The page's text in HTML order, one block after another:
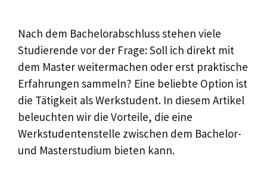
Nach dem Bachelorabschluss stehen viele
Studierende vor der Frage: Soll ich direkt mit
dem Master weitermachen oder erst praktische
Erfahrungen sammeln? Eine beliebte Option ist
die Tätigkeit als Werkstudent. In diesem Artikel
beleuchten wir die Vorteile, die eine
Werkstudentenstelle zwischen dem Bachelor-
und Masterstudium bieten kann.